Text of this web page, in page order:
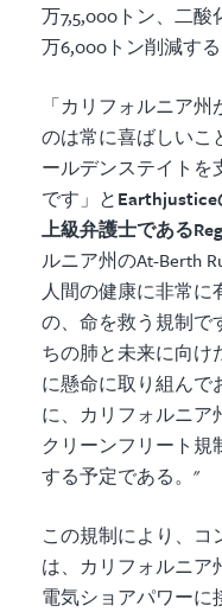
万7,5,000トン、二酸
万6,000トン削減する
「カリフォルニア
のは常に喜ばしいこ
ールデンステイトを
です」と
上級弁護士である
ルニア州のAt-Berth
人間の健康に非常に
の、命を救う規制で
ちの肺と未来に向け
に懸命に取り組んで
に、カリフォルニア
クリーンフリート規
する予定である。"
この規制により、
は、カリフォルニア
電気ショアパワーに